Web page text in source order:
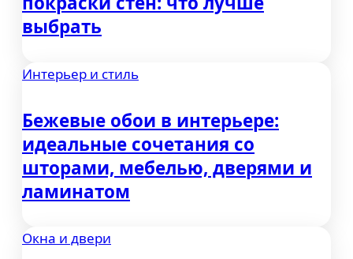
выбрать
Интерьер и стиль
Бежевые обои в интерьере:
идеальные сочетания со
шторами, мебелью, дверями и
ламинатом
Окна и двери